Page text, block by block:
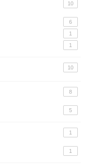
10
6
1
1
10
8
5
1
1